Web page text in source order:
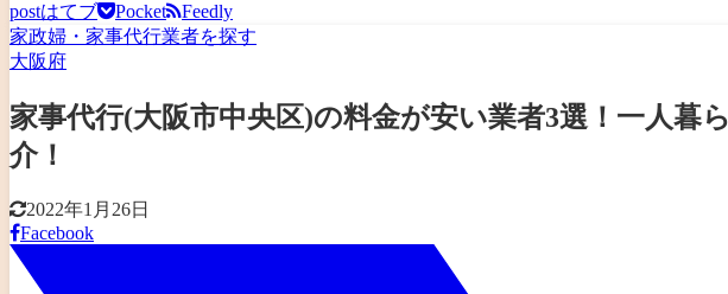
postはてブ Pocket
Feedly
家政婦・家事代行業者を探す
大阪府
家事代行(大阪市中央区)の料金が安い業者3選！一人
介！
2022年1月26日
Facebook